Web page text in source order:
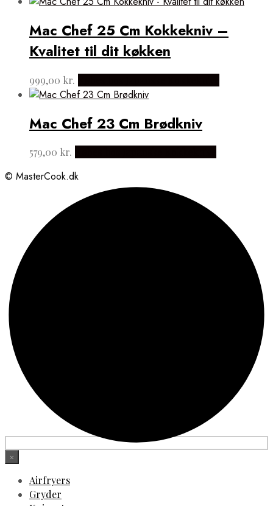
Mac Chef 25 Cm Kokkekniv –
Kvalitet til dit køkken
999,00 kr.
Mac Chef 23 Cm Brødkniv
579,00 kr.
© MasterCook.dk
×
Airfryers
Gryder